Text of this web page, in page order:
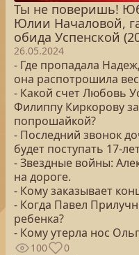
Ты не поверишь!
Юлии Началовой,
обида Успенской
26.05.2024
- Где пропадала
она распотрошила
- Какой счет Любовь
Филиппу Киркорову
попрошайкой?
- Последний звонок
будет поступать 17-
- Звездные войны:
на дороге.
- Кому заказывает
- Когда Павел
ребенка?
- Кому утерла нос
100 0